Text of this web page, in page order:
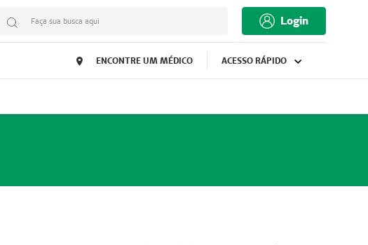
Faça sua busca aqui Login
ENCONTRE UM MÉDICO ACESSO RÁPIDO